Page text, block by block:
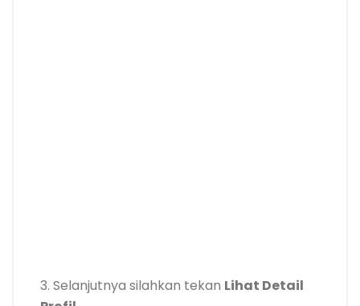
3. Selanjutnya silahkan tekan Lihat Detail